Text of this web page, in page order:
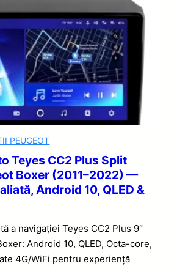
PEUGEOT
Teyes CC2 Plus Split
Boxer (2011–2022) —
Android 10, QLED &
a navigației Teyes CC2 Plus 9″
Android 10, QLED, Octa-core,
4G/WiFi pentru experiență